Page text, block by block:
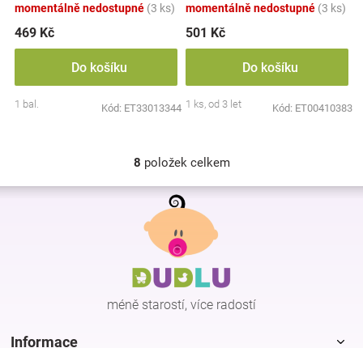
momentálně nedostupné (3 ks)
469 Kč
Do košíku
1 bal. Kód: ET33013344
momentálně nedostupné (3 ks)
501 Kč
Do košíku
1 ks, od 3 let Kód: ET00410383
O
v
l
d
a
c
í
p
r
8 položek celkem
Z
méně starostí, více radostí
Informace